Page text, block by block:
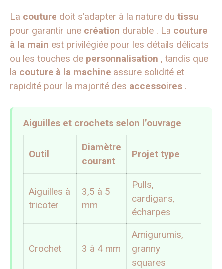
La couture doit s’adapter à la nature du tissu
pour garantir une création durable . La couture
à la main est privilégiée pour les détails délicats
ou les touches de personnalisation , tandis que
la couture à la machine assure solidité et
rapidité pour la majorité des accessoires .
Aiguilles et crochets selon l’ouvrage
Outil
Diamètre
courant
Projet type
Aiguilles à
tricoter
3,5 à 5
mm
Pulls,
cardigans,
écharpes
Crochet 3 à 4 mm
Amigurumis,
granny
squares